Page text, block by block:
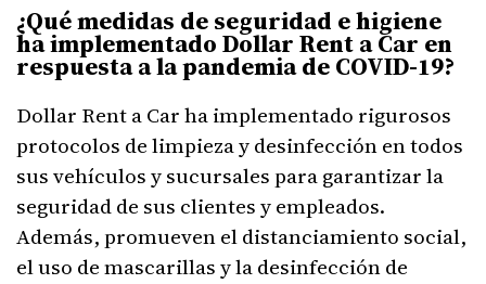
¿Qué medidas de seguridad e higiene
ha implementado Dollar Rent a Car en
respuesta a la pandemia de COVID-19?
Dollar Rent a Car ha implementado rigurosos
protocolos de limpieza y desinfección en todos
sus vehículos y sucursales para garantizar la
seguridad de sus clientes y empleados.
Además, promueven el distanciamiento social,
el uso de mascarillas y la desinfección de